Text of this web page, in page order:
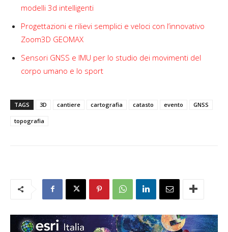
modelli 3d intelligenti
Progettazioni e rilievi semplici e veloci con l’innovativo
Zoom3D GEOMAX
Sensori GNSS e IMU per lo studio dei movimenti del
corpo umano e lo sport
TAGS 3D cantiere cartografia catasto evento GNSS
topografia